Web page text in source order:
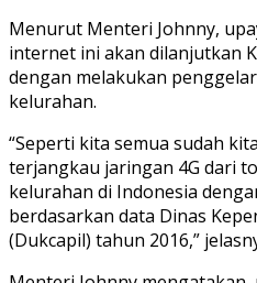
Menurut Menteri Johnny,
internet ini akan dilanjutkan
dengan melakukan
kelurahan.
“Seperti kita semua sudah
terjangkau jaringan 4G dari
kelurahan di Indonesia
berdasarkan data Dinas
(Dukcapil) tahun 2016,”